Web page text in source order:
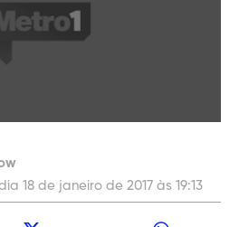
18 de janeiro de 2017 às 19:13